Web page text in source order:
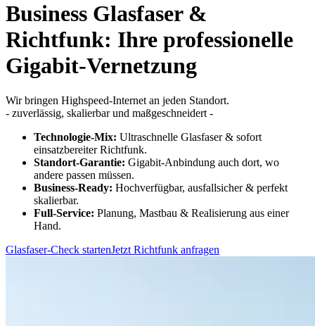
Business Glasfaser &
Richtfunk: Ihre professionelle
Gigabit-Vernetzung
Wir bringen Highspeed-Internet an jeden Standort.
- zuverlässig, skalierbar und maßgeschneidert -
Technologie-Mix: Ultraschnelle Glasfaser & sofort
einsatzbereiter Richtfunk.
Standort-Garantie: Gigabit-Anbindung auch dort, wo
andere passen müssen.
Business-Ready: Hochverfügbar, ausfallsicher & perfekt
skalierbar.
Full-Service: Planung, Mastbau & Realisierung aus einer
Hand.
Glasfaser-Check startenJetzt Richtfunk anfragen